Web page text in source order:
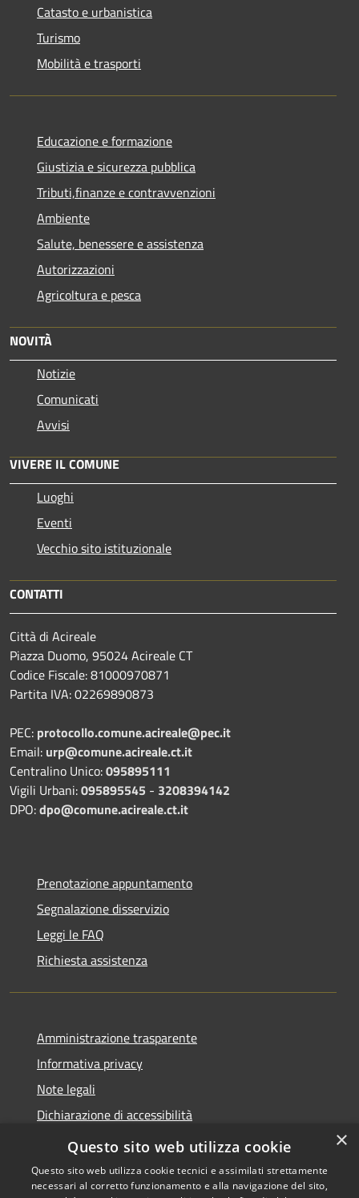
Catasto e urbanistica
Turismo
Mobilità e trasporti
Educazione e formazione
Giustizia e sicurezza pubblica
Tributi,finanze e contravvenzioni
Ambiente
Salute, benessere e assistenza
Autorizzazioni
Agricoltura e pesca
NOVITÀ
Notizie
Comunicati
Avvisi
VIVERE IL COMUNE
Luoghi
Eventi
Vecchio sito istituzionale
CONTATTI
Città di Acireale
Piazza Duomo, 95024 Acireale CT
Codice Fiscale: 81000970871
Partita IVA: 02269890873
PEC: protocollo.comune.acireale@pec.it
Email: urp@comune.acireale.ct.it
Centralino Unico:095895111
Vigili Urbani:095895545 - 3208394142
DPO:dpo@comune.acireale.ct.it
Prenotazione appuntamento
Segnalazione disservizio
Leggi le FAQ
Richiesta assistenza
Amministrazione trasparente
Informativa privacy
Note legali
Dichiarazione di accessibilità
Obiettivi di accessibilità
×
Questo sito web utilizza cookie
Questo sito web utilizza cookie tecnici e assimilati strettamente
necessari al corretto funzionamento e alla navigazione del sito,